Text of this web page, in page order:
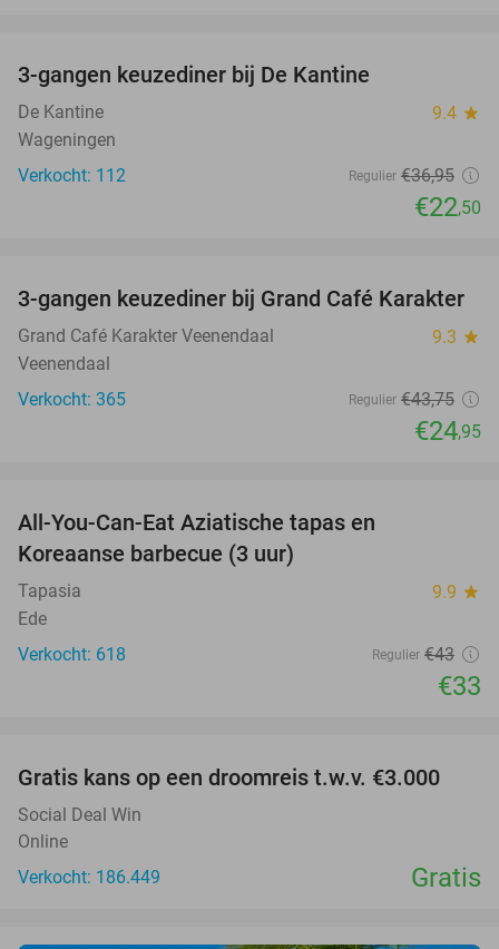
3-gangen keuzediner bij De Kantine
De Kantine 9.4 star
Wageningen
Verkocht: 112
Regulier €36,95
€22,50
43%
3-gangen keuzediner bij Grand Café Karakter
Grand Café Karakter Veenendaal 9.3 star
Veenendaal
Verkocht: 365
Regulier €43,75
€24,95
All-You-Can-Eat Aziatische tapas en
Koreaanse barbecue (3 uur)
Tapasia 9.9 star
Ede
Verkocht: 618
Regulier €43
€33
Gratis kans op een droomreis t.w.v. €3.000
Social Deal Win
Online
Verkocht: 186.449
Gratis